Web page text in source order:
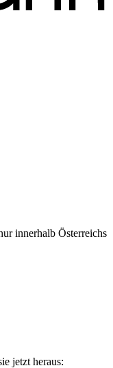
innerhalb Österreichs
jetzt heraus: